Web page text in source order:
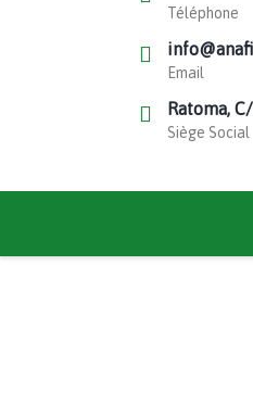
Téléphone
Email
Ratoma,
Siège Social